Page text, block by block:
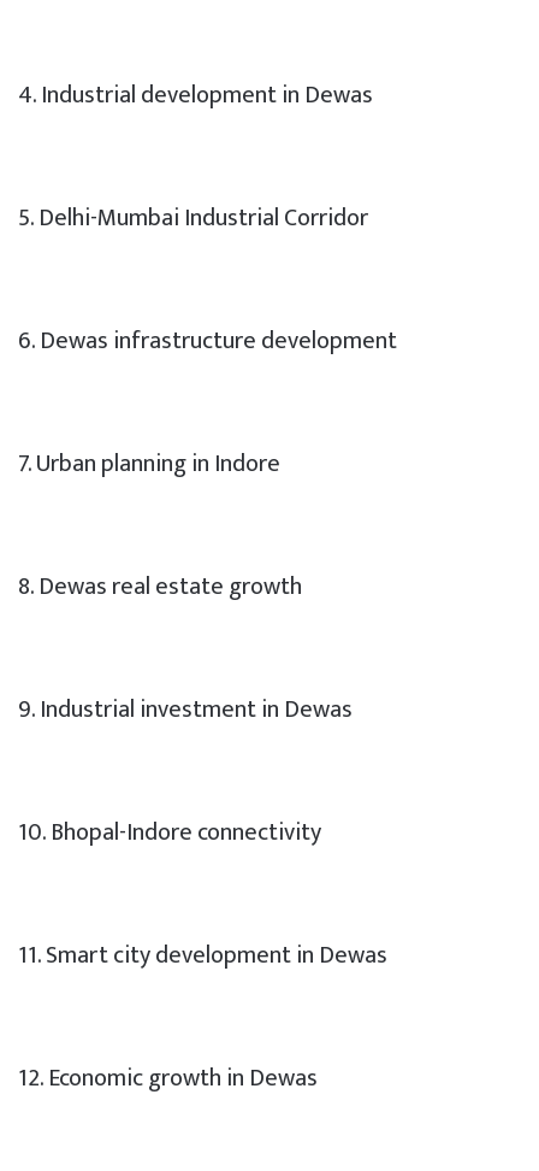
4. Industrial development in Dewas
5. Delhi-Mumbai Industrial Corridor
6. Dewas infrastructure development
7. Urban planning in Indore
8. Dewas real estate growth
9. Industrial investment in Dewas
10. Bhopal-Indore connectivity
11. Smart city development in Dewas
12. Economic growth in Dewas